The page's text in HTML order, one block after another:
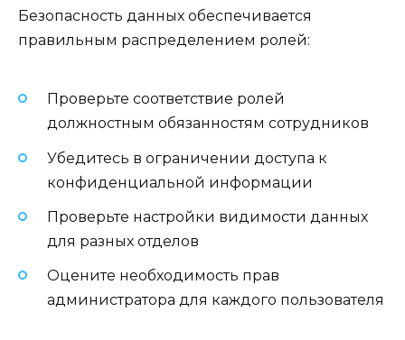
Безопасность данных обеспечивается
правильным распределением ролей:
Проверьте соответствие ролей
должностным обязанностям сотрудников
Убедитесь в ограничении доступа к
конфиденциальной информации
Проверьте настройки видимости данных
для разных отделов
Оцените необходимость прав
администратора для каждого пользователя